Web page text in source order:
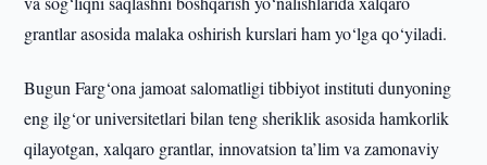
grantlar asosida malaka oshirish kurslari ham yo‘lga qo‘yiladi.
Bugun Farg‘ona jamoat salomatligi tibbiyot instituti dunyoning
eng ilg‘or universitetlari bilan teng sheriklik asosida hamkorlik
qilayotgan, xalqaro grantlar, innovatsion ta’lim va zamonaviy